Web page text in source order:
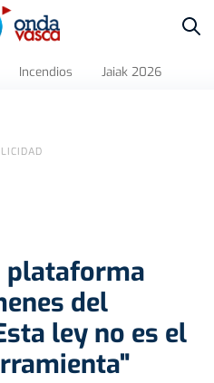
Incendios Jaiak 2026
plataforma
del
ley no es el